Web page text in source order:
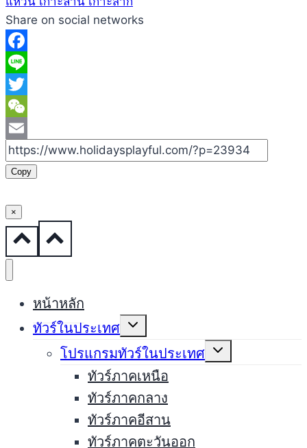
Share on social networks
Facebook
Line
Twitter
WeChat
Email
Copy
×
หน้าหลัก
ทัวร์ในประเทศ
Expand
โปรแกรมทัวร์ในประเทศ
Expand
ทัวร์ภาคเหนือ
ทัวร์ภาคกลาง
ทัวร์ภาคอีสาน
ทัวร์ภาคตะวันออก